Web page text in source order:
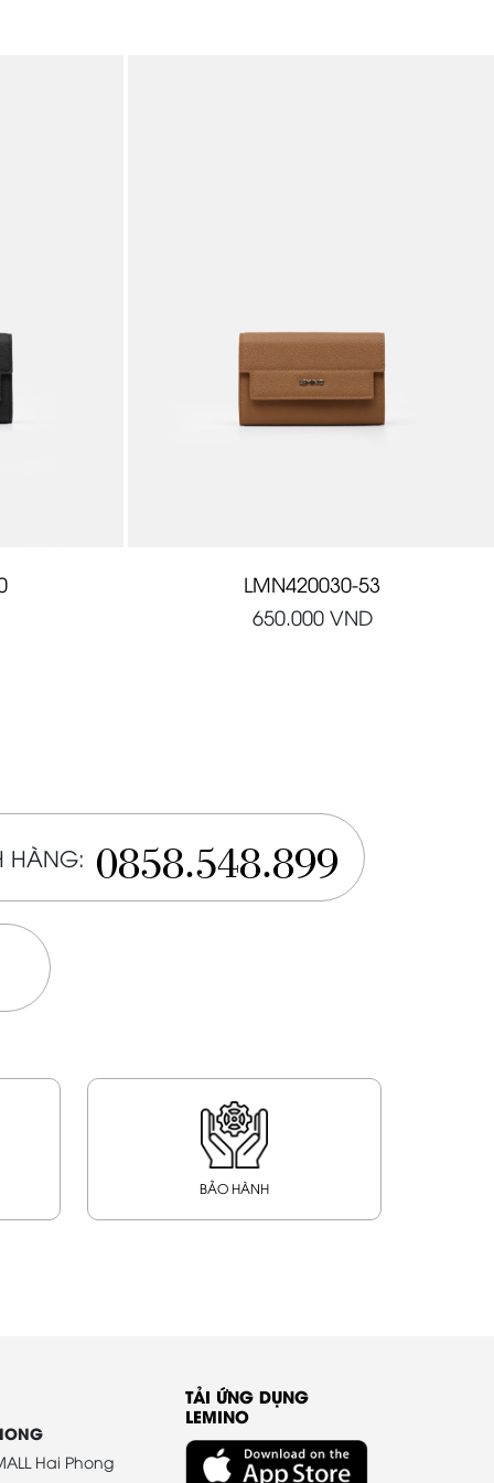
LMN420030-53
650.000VND
HÀNG: 0858.548.899
BẢO HÀNH
Hai Phong
TẢI ỨNG DỤNG
LEMINO